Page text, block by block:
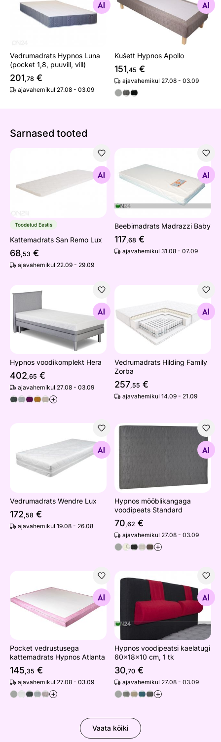
Otsi sarnaseid
Vedrumadrats Hypnos Luna
(pocket 1,8, puuvill, vill)
201,78 €
ajavahemikul 27.08 - 03.09
Otsi sarnaseid
Kušett Hypnos Apollo
151,45 €
ajavahemikul 27.08 - 03.09
Sarnased tooted
Kattemadrats San Remo Lux
Otsi sarnaseid
Toodetud Eestis
Kattemadrats San Remo Lux
68,53 €
ajavahemikul 22.09 - 29.09
Beebimadrats Madrazzi
Otsi sarnaseid
Beebimadrats Madrazzi Baby
117,68 €
ajavahemikul 31.08 - 07.09
Hypnos voodikomplekt Hera
Otsi sarnaseid
Hypnos voodikomplekt Hera
402,65 €
ajavahemikul 27.08 - 03.09
+
Otsi sarnaseid
Vedrumadrats Hilding Family
Zorba
257,55 €
ajavahemikul 14.09 - 21.09
Vedrumadrats Wendre Lux
Otsi sarnaseid
Vedrumadrats Wendre Lux
172,58 €
ajavahemikul 19.08 - 26.08
Hypnos mööblikangaga
Hypnos mööblikangaga
voodipeats Standard
70,62 €
ajavahemikul 27.08 - 03.09
+
Pocket vedrustusega kattemadrats Hypnos Atlanta
Otsi sarnaseid
Pocket vedrustusega
kattemadrats Hypnos Atlanta
145,35 €
ajavahemikul 27.08 - 03.09
+
Hypnos voodipeatsi
Otsi sarnaseid
Hypnos voodipeatsi kaelatugi
60x18x10 cm, 1 tk
30,70 €
ajavahemikul 27.08 - 03.09
+
Vaata kõiki